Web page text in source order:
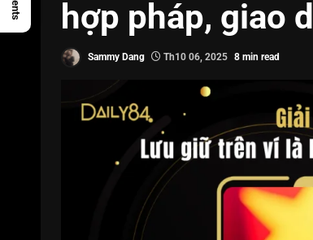
hợp pháp, giao
Sammy Dang Th10 06, 2025 8 min read